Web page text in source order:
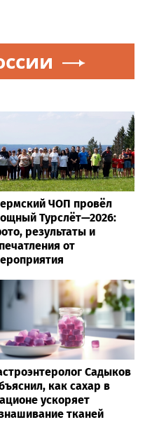
ЧОП провёл
Турслёт—2026:
результаты и
от
Садыков
как сахар в
ускоряет
тканей